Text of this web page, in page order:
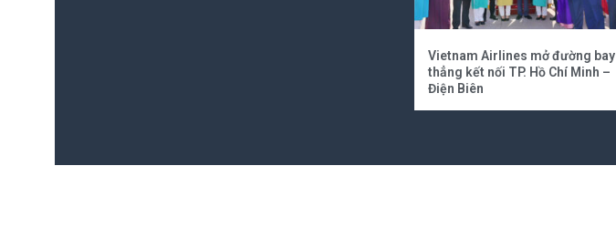
Vietnam Airlines mở đường bay
thẳng kết nối TP. Hồ Chí Minh –
Điện Biên